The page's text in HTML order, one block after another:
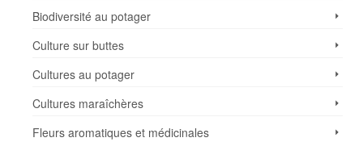
Biodiversité au potager
Culture sur buttes
Cultures au potager
Cultures maraîchères
Fleurs aromatiques et médicinales